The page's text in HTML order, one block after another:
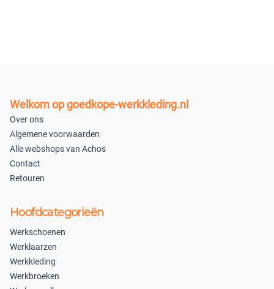
× ×
XL
In winkelmandje
Welkom op goedkope-werkkleding.nl
Over ons
Algemene voorwaarden
Alle webshops van Achos
Contact
Retouren
Hoofdcategorieën
Werkschoenen
Werklaarzen
Werkkleding
Werkbroeken